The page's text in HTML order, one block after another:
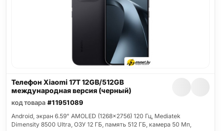
Телефон Xiaomi 17T 12GB/512GB
международная версия (черный)
код товара #11951089
Android, экран 6.59" AMOLED (1268x2756) 120 Гц, Mediatek
Dimensity 8500 Ultra, ОЗУ 12 ГБ, память 512 ГБ, камера 50 Мп,